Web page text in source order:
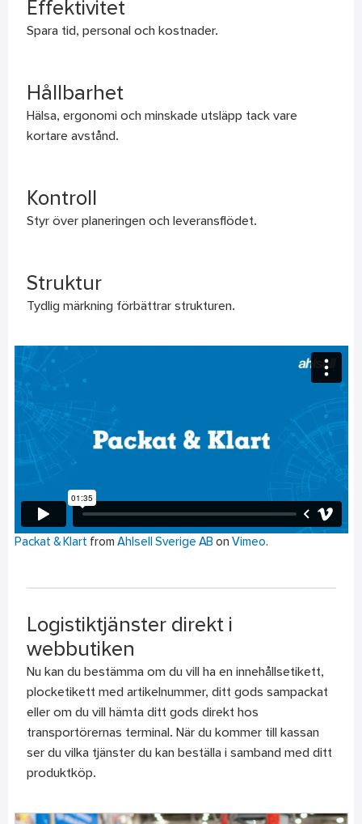
Effektivitet
Spara tid, personal och kostnader.
Hållbarhet
Hälsa, ergonomi och minskade utsläpp tack vare
kortare avstånd.
Kontroll
Styr över planeringen och leveransflödet.
Struktur
Tydlig märkning förbättrar strukturen.
Packat & Klartfrom Ahlsell Sverige AB on Vimeo.
Logistiktjänster direkt i
webbutiken
Nu kan du bestämma om du vill ha en innehållsetikett,
plocketikett med artikelnummer, ditt gods sampackat
eller om du vill hämta ditt gods direkt hos
transportörernas terminal. När du kommer till kassan
ser du vilka tjänster du kan beställa i samband med ditt
produktköp.